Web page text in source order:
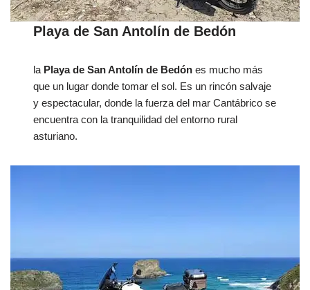
Playa de San Antolín de Bedón
la Playa de San Antolín de Bedón es mucho más
que un lugar donde tomar el sol. Es un rincón salvaje
y espectacular, donde la fuerza del mar Cantábrico se
encuentra con la tranquilidad del entorno rural
asturiano.